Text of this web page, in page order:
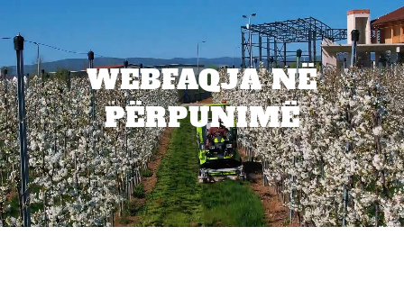
WEBFAQJA NË
PËRPUNIMË